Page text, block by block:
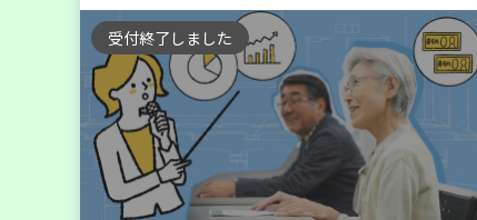
受付終了しました